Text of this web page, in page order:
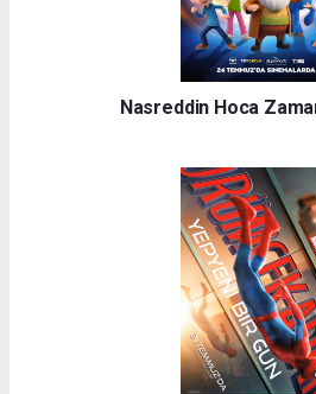
Nasreddin Hoca